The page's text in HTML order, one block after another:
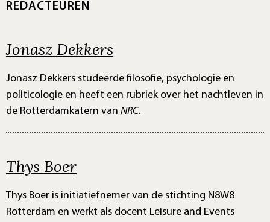
REDACTEUREN
Jonasz Dekkers
Jonasz Dekkers studeerde filosofie, psychologie en
politicologie en heeft een rubriek over het nachtleven in
de Rotterdamkatern van NRC.
Thys Boer
Thys Boer is initiatiefnemer van de stichting N8W8
Rotterdam en werkt als docent Leisure and Events